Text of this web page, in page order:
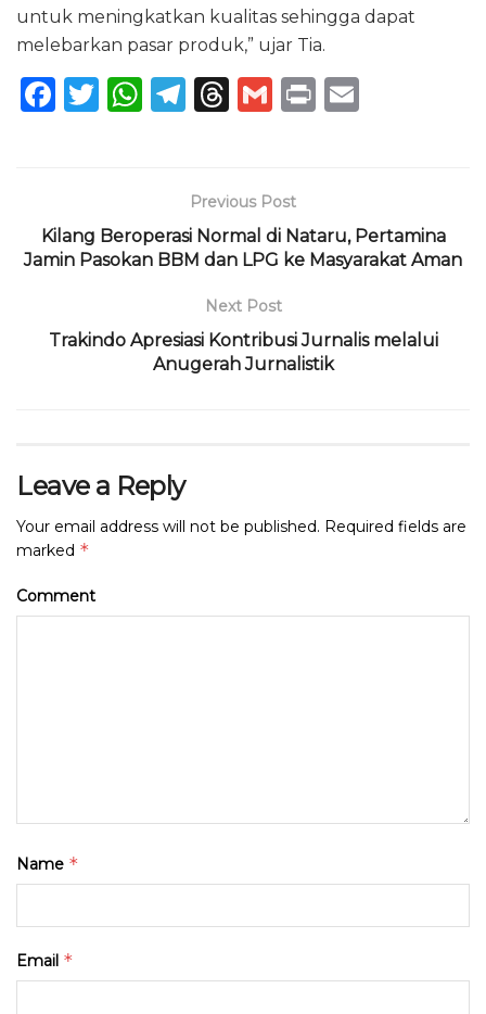
untuk meningkatkan kualitas sehingga dapat
melebarkan pasar produk,” ujar Tia.
F
b
o
k
T
r
W
A
p
T
g
ra
m
T
a
d
s
G
l
P
Previous Post
Kilang Beroperasi Normal di Nataru, Pertamina
Jamin Pasokan BBM dan LPG ke Masyarakat Aman
Next Post
Trakindo Apresiasi Kontribusi Jurnalis melalui
Anugerah Jurnalistik
Leave a Reply
Your email address will not be published. Required fields are
marked *
Comment
Name *
Email *